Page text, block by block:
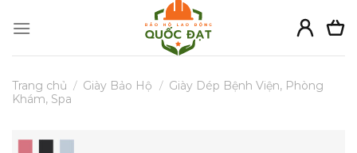
Trang chủ / Giày Bảo Hộ / Giày Dép Bệnh Viện, Phòng
Khám, Spa